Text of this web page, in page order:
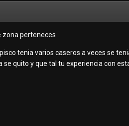
zona perteneces
tenia varios caseros a veces se
quito y que tal tu experiencia con